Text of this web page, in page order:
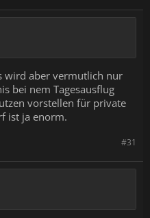
wird aber vermutlich nur
bei nem Tagesausflug
vorstellen für private
ist ja enorm.
#31